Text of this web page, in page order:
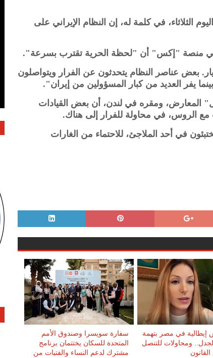
الثلاثاء، في كلمة له، إن النظام الإيراني على
في منصة "إكس" أن "لحظة الحرية تقترب بسرعة".
بعض عناصر النظام يتحدثون عن الفرار ويتواصلون
يفر العديد من كبار المسؤولين من إيران".
المعارض، ومقره في لندن، أن بعض القيادات
الروس، في محاولة للفرار إلى هناك.
في أحد الملاجئ، للاحتماء من الغارات
في مصر بتهمة
الجدل.. ومحاولات للتنصل
سفارة سويسرا وصندوق الأمم
المتحدة للسكان يختتمان برنامج
مشترك لدعم النساء والفتيات من